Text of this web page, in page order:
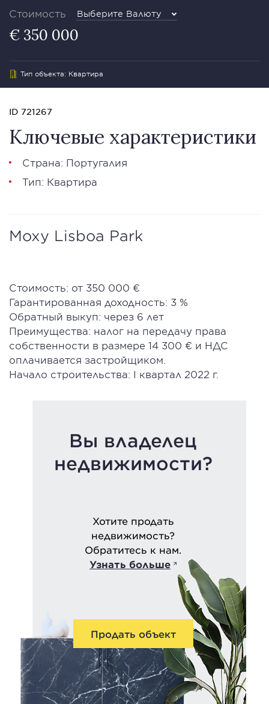
Стоимость Выберите Валюту
€ 350 000
Тип объекта: Квартира
ID 721267
Ключевые характеристики
Страна: Португалия
Тип: Квартира
Moxy Lisboa Park
Стоимость: от 350 000 €
Гарантированная доходность: 3 %
Обратный выкуп: через 6 лет
Преимущества: налог на передачу права
собственности в размере 14 300 € и НДС
оплачивается застройщиком.
Начало строительства: I квартал 2022 г.
Вы владелец
недвижимости?
Хотите продать
недвижимость?
Обратитесь к нам.
Узнать больше
Продать объект